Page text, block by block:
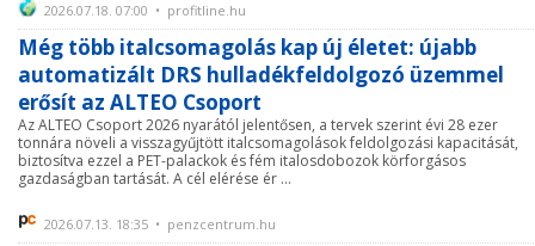
2026.07.18. 07:00 • profitline.hu
Még több italcsomagolás kap új életet: újabb
automatizált DRS hulladékfeldolgozó üzemmel
erősít az ALTEO Csoport
Az ALTEO Csoport 2026 nyarától jelentősen, a tervek szerint évi 28 ezer
tonnára növeli a visszagyűjtött italcsomagolások feldolgozási kapacitását,
biztosítva ezzel a PET-palackok és fém italosdobozok körforgásos
gazdaságban tartását. A cél elérése ér ...
2026.07.13. 18:35 • penzcentrum.hu